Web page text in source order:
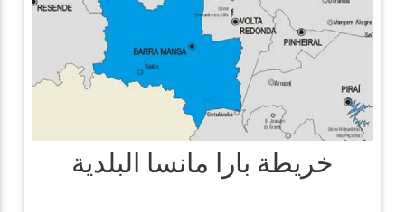
خريطة بارا مانسا البلدية